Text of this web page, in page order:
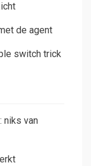
de agent
switch trick
niks van